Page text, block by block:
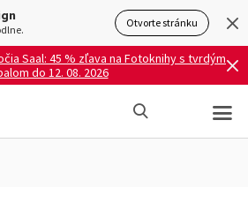
Otvorte stránku
Saal: 45 % zľava na Fotoknihy s tvrdým
do 12. 08. 2026